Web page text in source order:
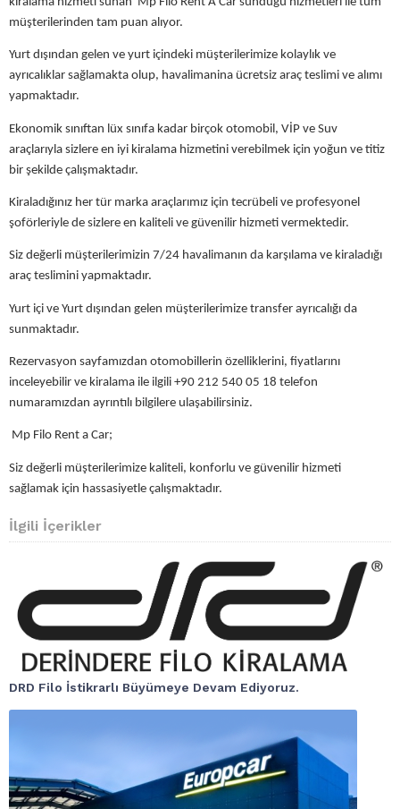
müşterilerinden tam puan alıyor.
Yurt dışından gelen ve yurt içindeki müşterilerimize kolaylık ve
ayrıcalıklar sağlamakta olup, havalimanina ücretsiz araç teslimi ve alımı
yapmaktadır.
Ekonomik sınıftan lüx sınıfa kadar birçok otomobil, VİP ve Suv
araçlarıyla sizlere en iyi kiralama hizmetini verebilmek için yoğun ve titiz
bir şekilde çalışmaktadır.
Kiraladığınız her tür marka araçlarımız için tecrübeli ve profesyonel
şoförleriyle de sizlere en kaliteli ve güvenilir hizmeti vermektedir.
Siz değerli müşterilerimizin 7/24 havalimanın da karşılama ve kiraladığı
araç teslimini yapmaktadır.
Yurt içi ve Yurt dışından gelen müşterilerimize transfer ayrıcalığı da
sunmaktadır.
Rezervasyon sayfamızdan otomobillerin özelliklerini, fiyatlarını
inceleyebilir ve kiralama ile ilgili +90 212 540 05 18 telefon
numaramızdan ayrıntılı bilgilere ulaşabilirsiniz.
Mp Filo Rent a Car;
Siz değerli müşterilerimize kaliteli, konforlu ve güvenilir hizmeti
sağlamak için hassasiyetle çalışmaktadır.
İlgili İçerikler
DRD Filo İstikrarlı Büyümeye Devam Ediyoruz.